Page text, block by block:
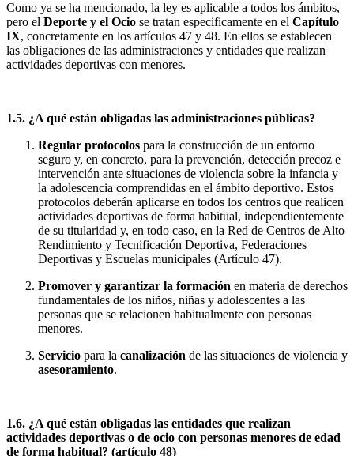
Como ya se ha mencionado, la ley es aplicable a todos los ámbitos,
pero el Deporte y el Ocio se tratan específicamente en el Capítulo
IX, concretamente en los artículos 47 y 48. En ellos se establecen
las obligaciones de las administraciones y entidades que realizan
actividades deportivas con menores.
1.5. ¿A qué están obligadas las administraciones públicas?
Regular protocolos para la construcción de un entorno
seguro y, en concreto, para la prevención, detección precoz e
intervención ante situaciones de violencia sobre la infancia y
la adolescencia comprendidas en el ámbito deportivo. Estos
protocolos deberán aplicarse en todos los centros que realicen
actividades deportivas de forma habitual, independientemente
de su titularidad y, en todo caso, en la Red de Centros de Alto
Rendimiento y Tecnificación Deportiva, Federaciones
Deportivas y Escuelas municipales (Artículo 47).
Promover y garantizar la formación en materia de derechos
fundamentales de los niños, niñas y adolescentes a las
personas que se relacionen habitualmente con personas
menores.
Servicio para la canalización de las situaciones de violencia y
asesoramiento.
1.6. ¿A qué están obligadas las entidades que realizan
actividades deportivas o de ocio con personas menores de edad
de forma habitual? (artículo 48)